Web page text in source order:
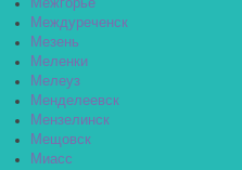
Межгорье
Междуреченск
Мезень
Меленки
Мелеуз
Менделеевск
Мензелинск
Мещовск
Миасс